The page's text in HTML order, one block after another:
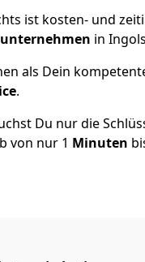
ist kosten- und
in
als Dein
.
Du nur die
von nur 1 Minuten